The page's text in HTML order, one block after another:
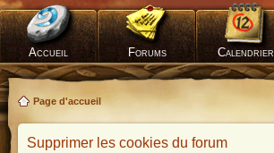
Accueil Forums Calendrier
Page d'accueil
Supprimer les cookies du forum